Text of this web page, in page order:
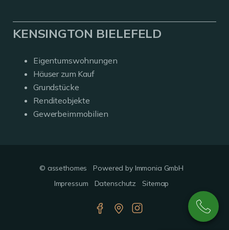
KENSINGTON BIELEFELD
Eigentumswohnungen
Häuser zum Kauf
Grundstücke
Renditeobjekte
Gewerbeimmobilien
© assethomes
Powered by Immonia GmbH
Impressum
Datenschutz Sitemap